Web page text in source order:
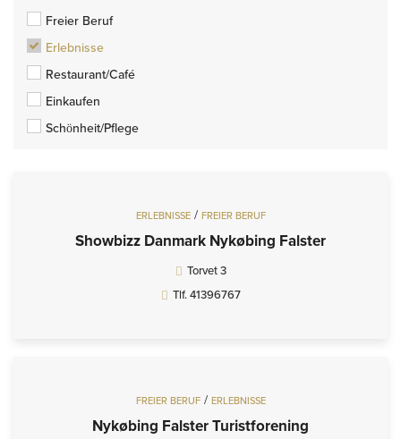
Freier Beruf
Erlebnisse
Restaurant/Café
Einkaufen
Schönheit/Pflege
ERLEBNISSE/ FREIER BERUF
Showbizz Danmark Nykøbing Falster
Torvet 3
Tlf. 41396767
FREIER BERUF/ ERLEBNISSE
Nykøbing Falster Turistforening